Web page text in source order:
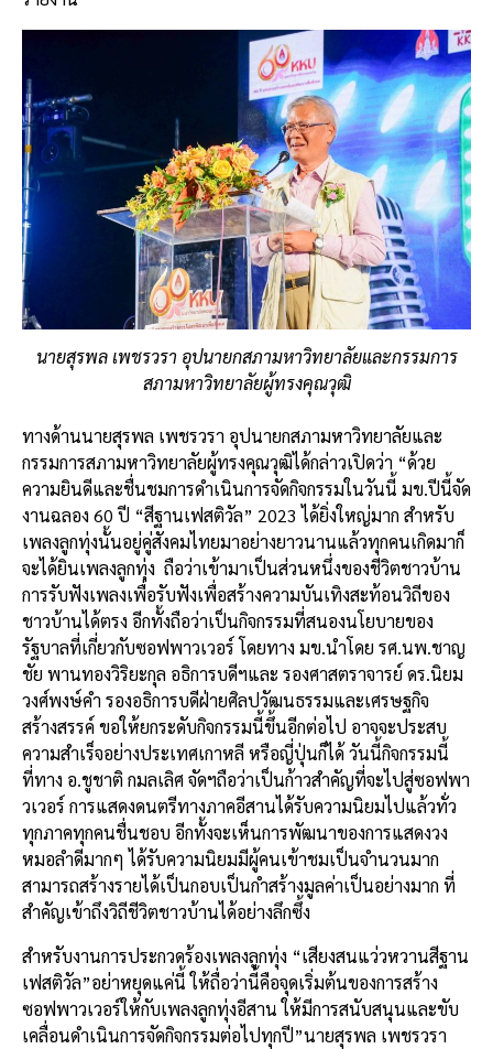
นายสุรพล เพชรวรา อุปนายกสภามหาวิทยาลัยและกรรมการ
สภามหาวิทยาลัยผู้ทรงคุณวุฒิ
ทางด้านนายสุรพล เพชรวรา อุปนายกสภามหาวิทยาลัยและ
กรรมการสภามหาวิทยาลัยผู้ทรงคุณวุฒิได้กล่าวเปิดว่า “ด้วย
ความยินดีและชื่นชมการดำเนินการจัดกิจกรรมในวันนี้ มข.ปีนี้จัด
งานฉลอง 60 ปี “สีฐานเฟสติวัล” 2023 ได้ยิ่งใหญ่มาก สำหรับ
เพลงลูกทุ่งนั้นอยู่คู่สังคมไทยมาอย่างยาวนานแล้วทุกคนเกิดมาก็
จะได้ยินเพลงลูกทุ่ง ถือว่าเข้ามาเป็นส่วนหนึ่งของชีวิตชาวบ้าน
การรับฟังเพลงเพื่อรับฟังเพื่อสร้างความบันเทิงสะท้อนวิถีของ
ชาวบ้านได้ตรง อีกทั้งถือว่าเป็นกิจกรรมที่สนองนโยบายของ
รัฐบาลที่เกี่ยวกับซอฟพาวเวอร์ โดยทาง มข.นำโดย รศ.นพ.ชาญ
ชัย พานทองวิริยะกุล อธิการบดีฯและ รองศาสตราจารย์ ดร.นิยม
วงศ์พงษ์คำ รองอธิการบดีฝ่ายศิลปวัฒนธรรมและเศรษฐกิจ
สร้างสรรค์ ขอให้ยกระดับกิจกรรมนี้ขึ้นอีกต่อไป อาจจะประสบ
ความสำเร็จอย่างประเทศเกาหลี หรือญี่ปุ่นก็ได้ วันนี้กิจกรรมนี้
ที่ทาง อ.ชูชาติ กมลเลิศ จัดฯถือว่าเป็นก้าวสำคัญที่จะไปสู่ซอฟพา
วเวอร์ การแสดงดนตรีทางภาคอีสานได้รับความนิยมไปแล้วทั่ว
ทุกภาคทุกคนชื่นชอบ อีกทั้งจะเห็นการพัฒนาของการแสดงวง
หมอลำดีมากๆ ได้รับความนิยมมีผู้คนเข้าชมเป็นจำนวนมาก
สามารถสร้างรายได้เป็นกอบเป็นกำสร้างมูลค่าเป็นอย่างมาก ที่
สำคัญเข้าถึงวิถีชีวิตชาวบ้านได้อย่างลึกซึ้ง
สำหรับงานการประกวดร้องเพลงลูกทุ่ง “เสียงสนแว่วหวานสีฐาน
เฟสติวัล”อย่าหยุดแค่นี้ ให้ถื่อว่านี้คือจุดเริ่มต้นของการสร้าง
ซอฟพาวเวอร์ให้กับเพลงลูกทุ่งอีสาน ให้มีการสนับสนุนและขับ
เคลื่อนดำเนินการจัดกิจกรรมต่อไปทุกปี”นายสุรพล เพชรวรา